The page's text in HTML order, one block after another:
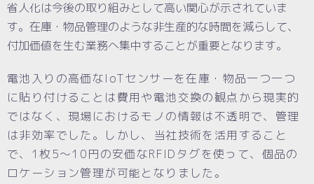
省人化は今後の取り組みとして高い関心が示されていま
す。在庫・物品管理のような非生産的な時間を減らして、
付加価値を生む業務へ集中することが重要となります。
電池入りの高価なIoTセンサーを在庫・物品一つ一つ
に貼り付けることは費用や電池交換の観点から現実的
ではなく、現場におけるモノの情報は不透明で、管理
は非効率でした。しかし、 当社技術を活用すること
で、1枚5～10円の安価なRFIDタグを使って、個品の
ロケーション管理が可能となりました。